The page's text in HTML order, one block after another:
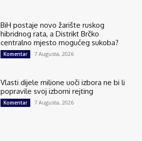
BiH postaje novo žarište ruskog
hibridnog rata, a Distrikt Brčko
centralno mjesto mogućeg sukoba?
Komentar 7 Augusta, 2026
Vlasti dijele milione uoči izbora ne bi li
popravile svoj izborni rejting
Komentar 7 Augusta, 2026